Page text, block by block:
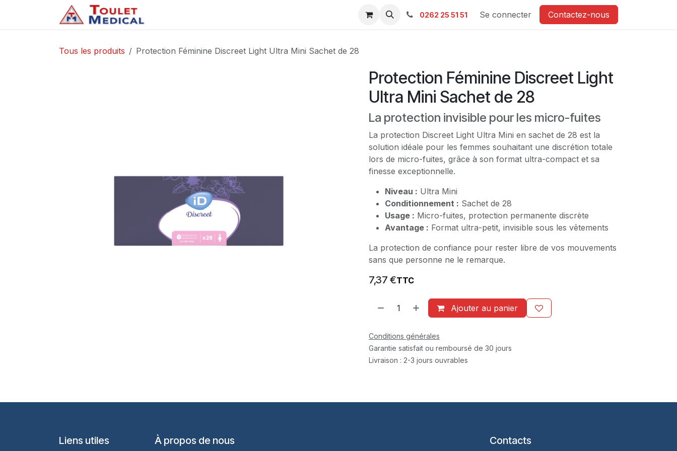
Se rendre au contenu
Contacts SAV Ambulance
0262 25 51 51 Se connecter Contactez-nous
Tous les produits Protection Féminine Discreet Light Ultra Mini Sachet de 28
Protection Féminine Discreet Light
Ultra Mini Sachet de 28
La protection invisible pour les micro-fuites
La protection Discreet Light Ultra Mini en sachet de 28 est la
solution idéale pour les femmes souhaitant une discrétion totale
lors de micro-fuites, grâce à son format ultra-compact et sa
finesse exceptionnelle.
Niveau : Ultra Mini
Conditionnement : Sachet de 28
Usage : Micro-fuites, protection permanente discrète
Avantage : Format ultra-petit, invisible sous les vêtements
La protection de confiance pour rester libre de vos mouvements
sans que personne ne le remarque.
7,37 €TTC
Ajouter au panier
Conditions générales
Garantie satisfait ou remboursé de 30 jours
Livraison : 2-3 jours ouvrables
Liens utiles À propos de nous Contacts